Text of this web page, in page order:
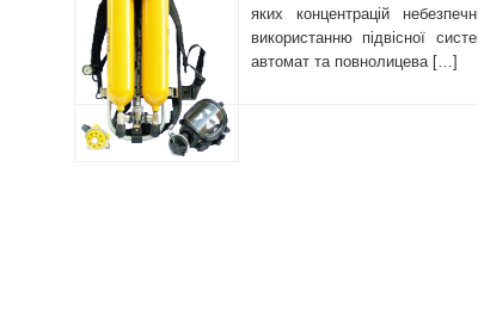
яких концентрацій
використанню підвісної
автомат та повнолицева […]